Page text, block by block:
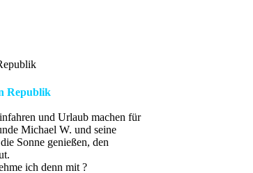
Republik
und Urlaub machen für
Michael W. und seine
Sonne genießen, den
ich denn mit ?